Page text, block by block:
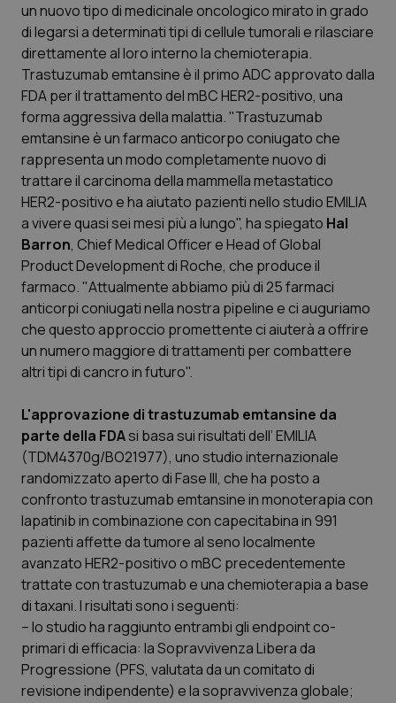
QS Pro
Professionisti Sanitari.AI
Abruzzo
Basilicata
Calabria
Campania
Emilia-Romagna
Friuli Venezia Giulia
Lazio
Liguria
Lombardia
Marche
Molise
Piemonte
Provincia Autonoma di Bolzano
QS Pro Gold
Artrite & artrosi
Asma & BPCO
Car-T
Colesterolo & coronaropatie
Dermatite Atopica
Diabete & glucometri
Disturbi dell’umore
Dolore
Donna & Salute
Epatiti
HIV
Infezioni & Febbre
QS Club Newsletter
un nuovo tipo di medicinale oncologico mirato in grado
di legarsi a determinati tipi di cellule tumorali e rilasciare
direttamente al loro interno la chemioterapia.
Trastuzumab emtansine è il primo ADC approvato dalla
FDA per il trattamento del mBC HER2-positivo, una
forma aggressiva della malattia. "Trastuzumab
emtansine è un farmaco anticorpo coniugato che
rappresenta un modo completamente nuovo di
trattare il carcinoma della mammella metastatico
HER2-positivo e ha aiutato pazienti nello studio EMILIA
a vivere quasi sei mesi più a lungo", ha spiegato Hal
Barron, Chief Medical Officer e Head of Global
Product Development di Roche, che produce il
farmaco. "Attualmente abbiamo più di 25 farmaci
anticorpi coniugati nella nostra pipeline e ci auguriamo
che questo approccio promettente ci aiuterà a offrire
un numero maggiore di trattamenti per combattere
altri tipi di cancro in futuro".
L'approvazione di trastuzumab emtansine da
parte della FDAsi basa sui risultati dell’ EMILIA
(TDM4370g/BO21977), uno studio internazionale
randomizzato aperto di Fase III, che ha posto a
confronto trastuzumab emtansine in monoterapia con
lapatinib in combinazione con capecitabina in 991
pazienti affette da tumore al seno localmente
avanzato HER2-positivo o mBC precedentemente
trattate con trastuzumab e una chemioterapia a base
di taxani. I risultati sono i seguenti:
– lo studio ha raggiunto entrambi gli endpoint co-
primari di efficacia: la Sopravvivenza Libera da
Progressione (PFS, valutata da un comitato di
revisione indipendente) e la sopravvivenza globale;